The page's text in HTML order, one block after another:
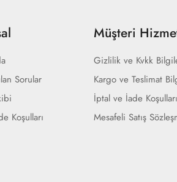
Sorular
Koşulları
Müşteri
Gizlilik ve Kvkk
Kargo ve Teslimat
İptal ve İade Koşulları
Mesafeli Satış